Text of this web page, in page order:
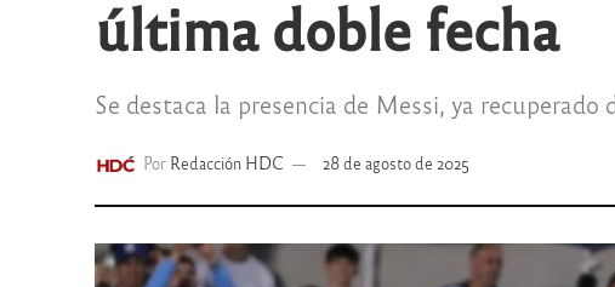
última doble fecha
Se destaca la presencia de Messi, ya
Por Redacción HDC 28 de agosto de 2025